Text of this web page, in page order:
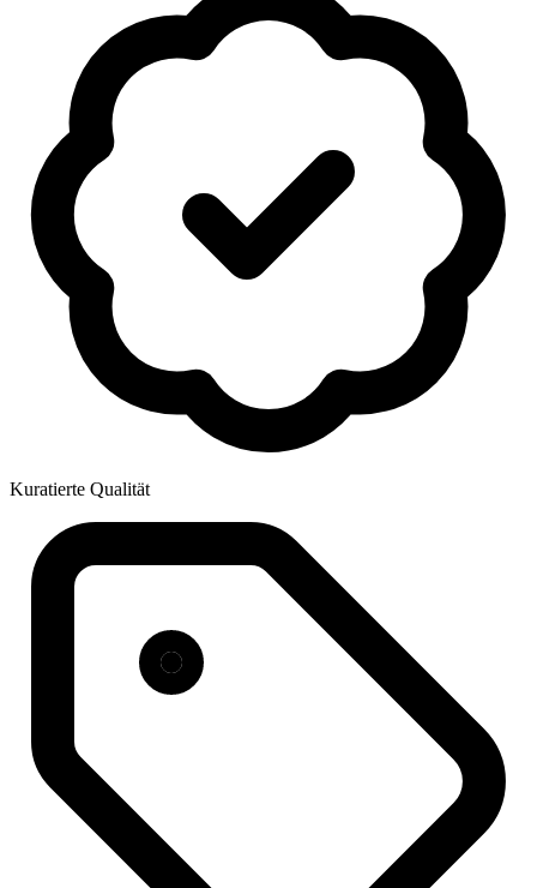
Kuratierte Qualität